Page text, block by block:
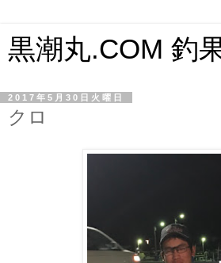
黒潮丸.COM 釣
2017年5月30日火曜日
クロ